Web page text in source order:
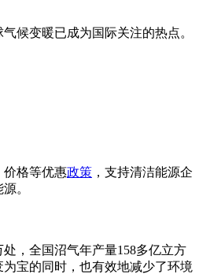
候变暖已成为国际关注的热点。
价格等优惠政策 ，支持清洁能源企
。
，全国沼气年产量158多亿立方
宝的同时，也有效地减少了环境